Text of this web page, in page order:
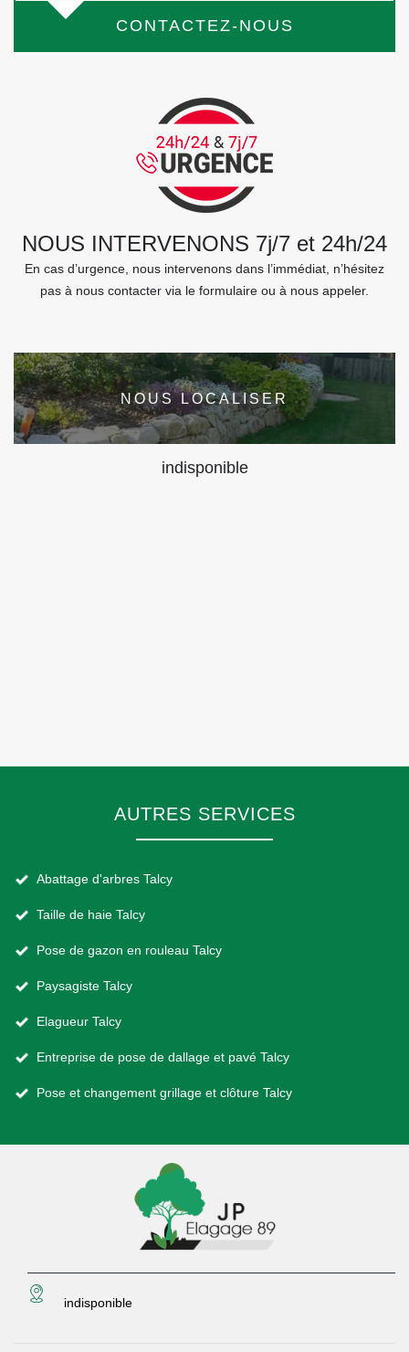
CONTACTEZ-NOUS
NOUS INTERVENONS 7j/7 et 24h/24
En cas d’urgence, nous intervenons dans l’immédiat, n’hésitez
pas à nous contacter via le formulaire ou à nous appeler.
NOUS LOCALISER
indisponible
AUTRES SERVICES
Abattage d'arbres Talcy
Taille de haie Talcy
Pose de gazon en rouleau Talcy
Paysagiste Talcy
Elagueur Talcy
Entreprise de pose de dallage et pavé Talcy
Pose et changement grillage et clôture Talcy
indisponible